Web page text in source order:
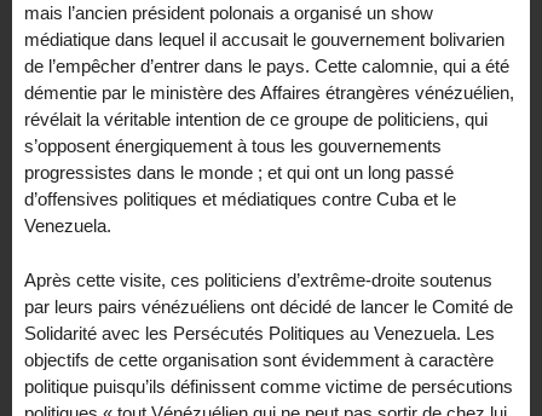
mais l’ancien président polonais a organisé un show
médiatique dans lequel il accusait le gouvernement bolivarien
de l’empêcher d’entrer dans le pays. Cette calomnie, qui a été
démentie par le ministère des Affaires étrangères vénézuélien,
révélait la véritable intention de ce groupe de politiciens, qui
s’opposent énergiquement à tous les gouvernements
progressistes dans le monde ; et qui ont un long passé
d’offensives politiques et médiatiques contre Cuba et le
Venezuela.
Après cette visite, ces politiciens d’extrême-droite soutenus
par leurs pairs vénézuéliens ont décidé de lancer le Comité de
Solidarité avec les Persécutés Politiques au Venezuela. Les
objectifs de cette organisation sont évidemment à caractère
politique puisqu’ils définissent comme victime de persécutions